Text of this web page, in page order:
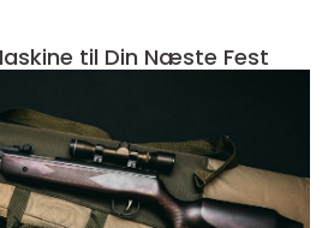
til Din Næste Fest